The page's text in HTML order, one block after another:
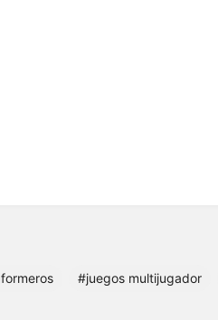
#juegos multijugador